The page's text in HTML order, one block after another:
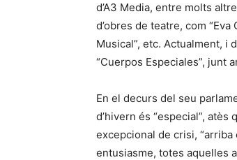
d’A3 Media, entre molts
d’obres de teatre, com “Eva
Musical”, etc. Actualment, i
“Cuerpos Especiales”, junt
En el decurs del seu
d’hivern és “especial”,
excepcional de crisi,
entusiasme, totes aquelles